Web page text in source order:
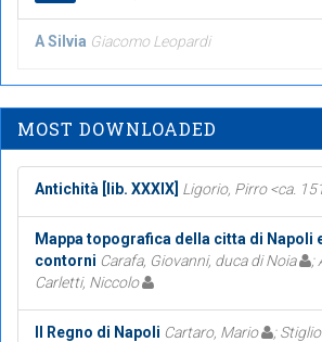
A Silvia Giacomo Leopardi
MOST DOWNLOADED
Antichità [lib. XXXIX] Ligorio, Pirro <ca.
Mappa topografica della citta di Napoli
contorni Carafa, Giovanni, duca di Noia ;
Carletti, Niccolo
Il Regno di Napoli Cartaro, Mario
;